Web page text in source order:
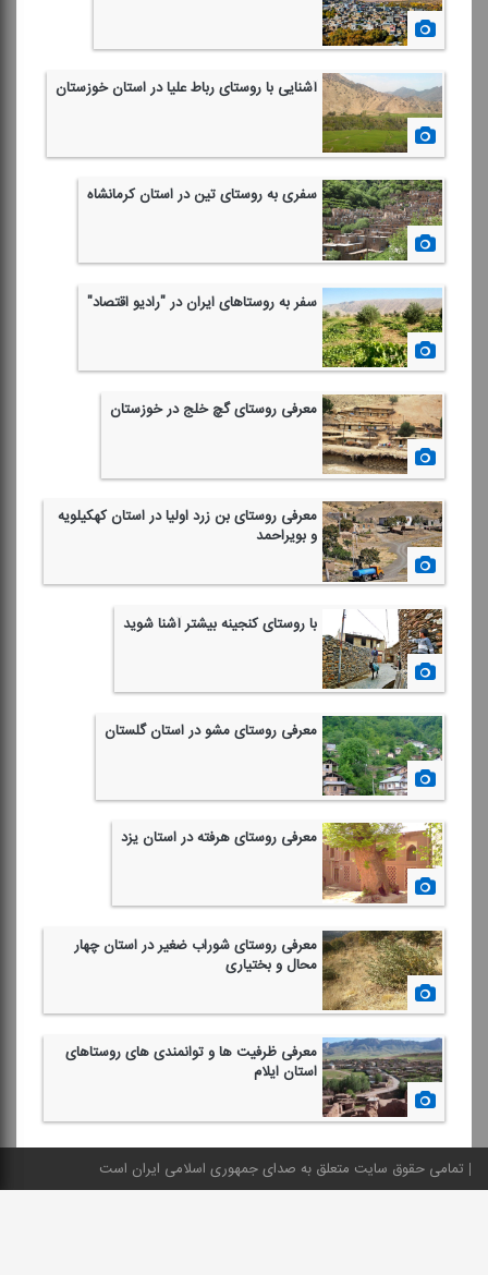
1401/08/18
آشنایی با روستای رباط علیا در استان خوزستان
1401/08/12
سفری به روستای تین در استان كرمانشاه
1401/07/28
سفر به روستاهای ایران در "رادیو اقتصاد"
1401/04/23
معرفی روستای گچ خلج در خوزستان
1401/04/09
معرفی روستای بن زرد اولیا در استان كهكیلویه
و بویراحمد
1401/04/02
با روستای كنجینه بیشتر آشنا شوید
1401/03/25
معرفی روستای مشو در استان گلستان
1401/03/12
معرفی روستای هرفته در استان یزد
1401/02/15
معرفی روستای شوراب ضغیر در استان چهار
محال و بختیاری
1401/02/07
معرفی ظرفیت ها و توانمندی های روستاهای
استان ایلام
1399/10/17
تمامی حقوق سایت متعلق به صدای جمهوری اسلامی ایران است